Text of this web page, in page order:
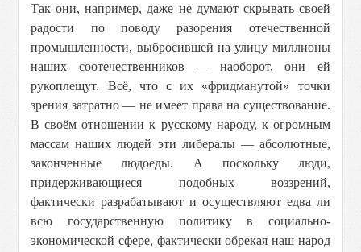
Так они, например, даже не думают скрывать своей
радости по поводу разорения отечественной
промышленности, выбросившей на улицу миллионы
наших соотечественников — наоборот, они ей
рукоплещут. Всё, что с их «фридманутой» точки
зрения затратно — не имеет права на существование.
В своём отношении к русскому народу, к огромным
массам наших людей эти либералы — абсолютные,
законченные людоеды. А поскольку люди,
придерживающиеся подобных воззрений,
фактически разрабатывают и осуществляют едва ли
всю государственную политику в социально-
экономической сфере, фактически обрекая наш народ